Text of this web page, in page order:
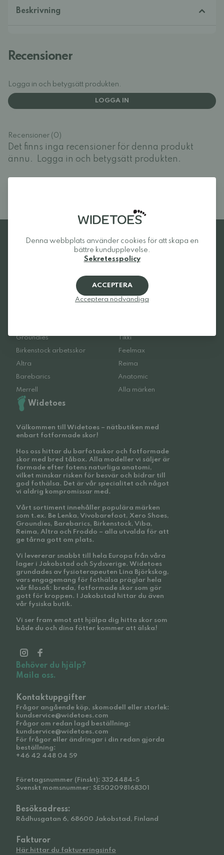
Beskrivning
Recensioner
Logga in och betygsätt produkten.
LOGGA IN
Recensioner (0)
Det finns inga recensioner för denna produkt
ännu.
Logga in och betygsätt produkten.
Favoritmärken
Froddo
Groundies
Tikki
Birkenstock arbetsskor
Feelmax
Altra
Reima
Barebarics
Anatomic
Merrell
Alla märken
Widetoes
Välkommen till Widetoes – nätbutiken med
enbart fotformade skor!
Hos oss hittar du barfotaskor och fotformade
skor med bred tåbox. Alla modeller vi säljer är
formade efter fotens naturliga anatomi,
vilket minskar risken för besvär och bidrar till
god fothälsa. Det är vår specialitet och något
vi aldrig kompromissar med.
Vårt sortiment innehåller populära märken
som t.ex. Be Lenka, Vivobarefoot, Xero Shoes,
Groundies, Barebarics, Birkenstock, Viba,
Reima, Altra och Froddo – alla utvalda för att
ge tårna gott om plats.
Vi levererar snabbt till hela Europa från våra
lager i Jakobstad och Sydsverige. Widetoes
grundades av fysioterapeuten Lina Björkskog,
vars engagemang för fothälsa präglar hela
vår filosofi: breda, fotformade skor som gör
gott för kroppen. I Jakobstad hittar du även
vår fysiska butik.
Vi ser fram emot att hjälpa dig hitta skor som
både du och dina fötter kommer att älska!
Behöver du hjälp?
Maila oss.
Kontaktuppgifter
Frågor angående köp, skomodell eller storlek:
kundservice@widetoes.com
Frågor om redan lagd beställning:
kundservice@widetoes.com
För frågor eller ändringar i din redan gjorda
beställning:
+46 42 448 04 59
Företagsnummer (Finskt): 3324484-5
Svenskt momsnummer: SE502098168301
Besöksadress:
Rådhusgatan 6, 68600 Jakobstad, Finland
Fakturor
Här hittar du faktureringsinfo
Denna webbplats använder cookies för att skapa en
bättre kundupplevelse.
Sekretesspolicy
ACCEPTERA
Acceptera nödvändiga